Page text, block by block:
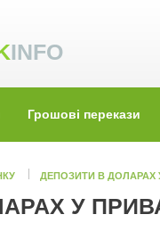
INFO
Грошові перекази
ДЕПОЗИТИ В ДОЛАРАХ
У